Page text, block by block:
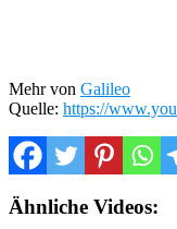
Mehr von Galileo
Quelle: https://
Ähnliche Videos: